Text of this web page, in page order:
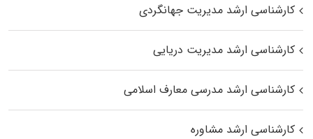
کارشناسی ارشد مدیریت جهانگردی
کارشناسی ارشد مدیریت دریایی
کارشناسی ارشد مدرسی معارف اسلامی
کارشناسی ارشد مشاوره